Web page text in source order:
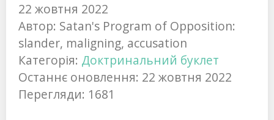
22 жовтня 2022
Автор: Satan's Program of Opposition:
slander, maligning, accusation
Категорія: Доктринальний буклет
Останнє оновлення: 22 жовтня 2022
Перегляди: 1681